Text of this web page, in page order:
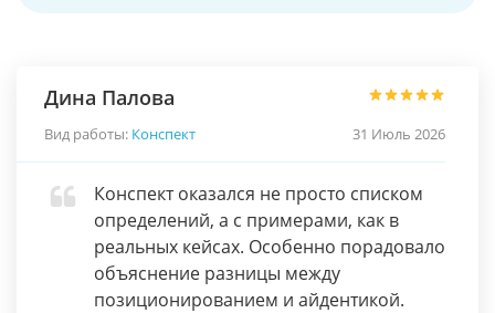
Дина Палова
Вид работы: Конспект 31 Июль 2026
Конспект оказался не просто списком
определений, а с примерами, как в
реальных кейсах. Особенно порадовало
объяснение разницы между
позиционированием и айдентикой.